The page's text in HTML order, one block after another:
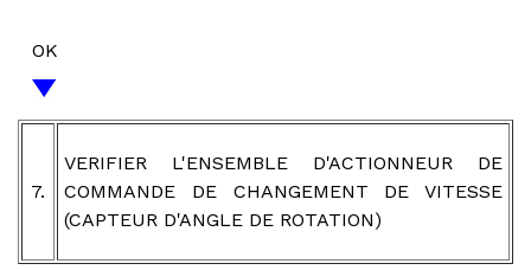
OK
7.
VERIFIER L'ENSEMBLE D'ACTIONNEUR DE
COMMANDE DE CHANGEMENT DE VITESSE
(CAPTEUR D'ANGLE DE ROTATION)